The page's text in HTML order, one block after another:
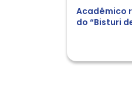
Acadêmico
do “Bisturi